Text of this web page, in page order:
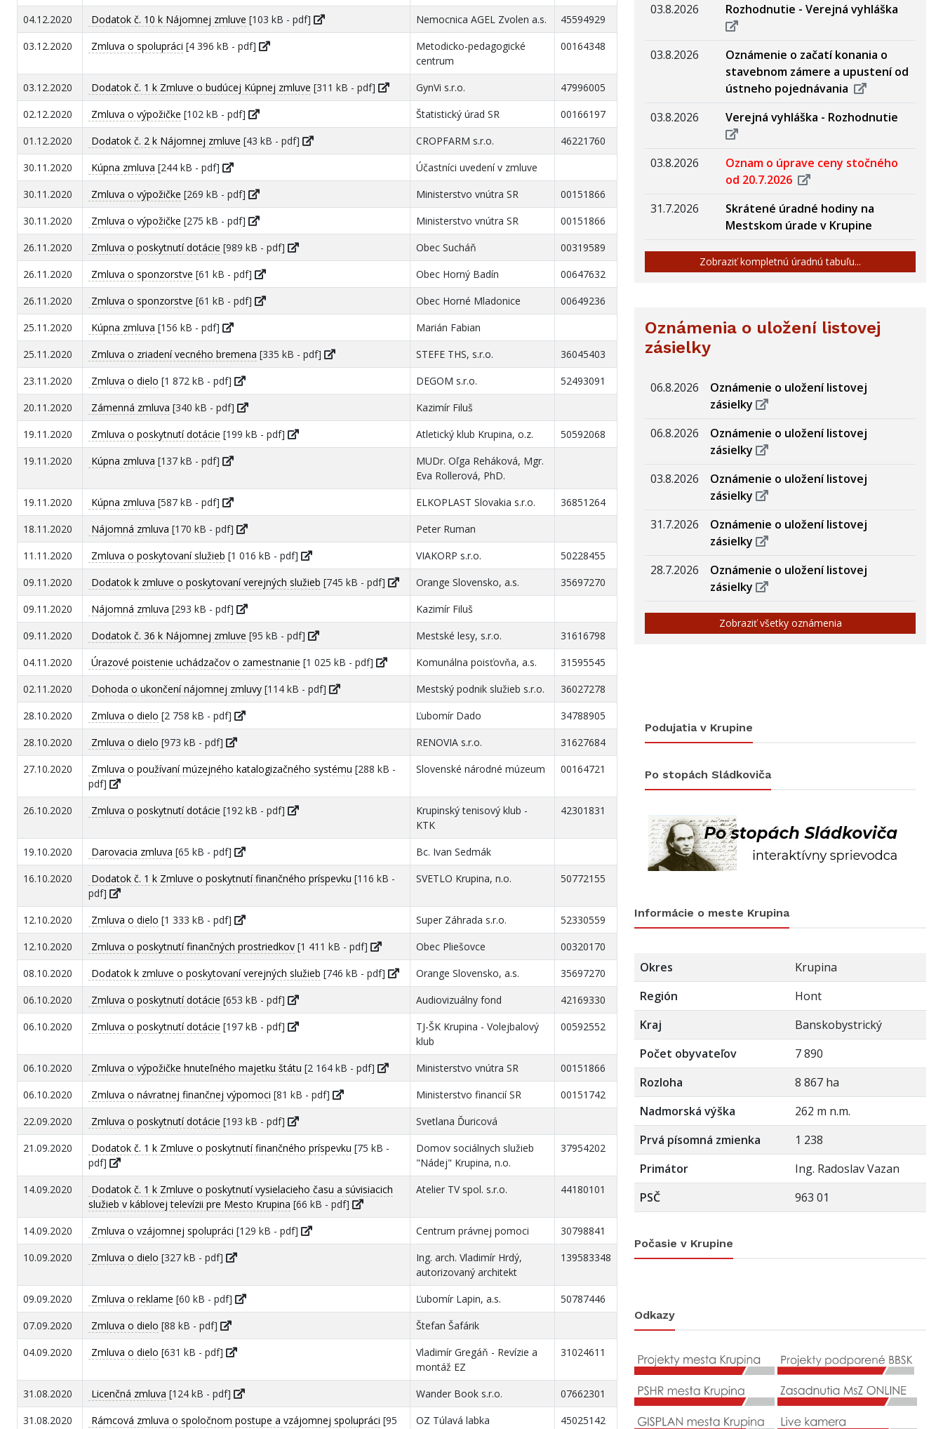
04.12.2020
Dodatok č. 10 k Nájomnej zmluve [103 kB - pdf] Nemocnica AGEL Zvolen a.s.
45594929
03.12.2020
Zmluva o spolupráci [4 396 kB - pdf]
Metodicko-pedagogické
centrum
00164348
03.12.2020 Dodatok č. 1 k Zmluve o budúcej Kúpnej zmluve [311 kB - pdf] GynVi s.r.o.
47996005
02.12.2020
Zmluva o výpožičke [102 kB - pdf] Štatistický úrad SR
00166197
01.12.2020
Dodatok č. 2 k Nájomnej zmluve [43 kB - pdf] CROPFARM s.r.o.
46221760
30.11.2020
Kúpna zmluva [244 kB - pdf]
Účastníci uvedení v zmluve
30.11.2020
Zmluva o výpožičke [269 kB - pdf] Ministerstvo vnútra SR
00151866
30.11.2020
Zmluva o výpožičke [275 kB - pdf] Ministerstvo vnútra SR
00151866
26.11.2020
Zmluva o poskytnutí dotácie [989 kB - pdf] Obec Sucháň
00319589
26.11.2020
Zmluva o sponzorstve [61 kB - pdf] Obec Horný Badín
00647632
26.11.2020
Zmluva o sponzorstve [61 kB - pdf] Obec Horné Mladonice
00649236
25.11.2020
Kúpna zmluva [156 kB - pdf]
Marián Fabian
25.11.2020
Zmluva o zriadení vecného bremena [335 kB - pdf] STEFE THS, s.r.o.
36045403
23.11.2020
Zmluva o dielo [1 872 kB - pdf] DEGOM s.r.o.
52493091
20.11.2020
Zámenná zmluva [340 kB - pdf]
Kazimír Filuš
19.11.2020
Zmluva o poskytnutí dotácie [199 kB - pdf] Atletický klub Krupina, o.z.
50592068
19.11.2020
Kúpna zmluva [137 kB - pdf]
MUDr. Oľga Reháková, Mgr.
Eva Rollerová, PhD.
19.11.2020
Kúpna zmluva [587 kB - pdf] ELKOPLAST Slovakia s.r.o.
36851264
18.11.2020
Nájomná zmluva [170 kB - pdf]
Peter Ruman
11.11.2020
Zmluva o poskytovaní služieb [1 016 kB - pdf] VIAKORP s.r.o.
50228455
09.11.2020
Dodatok k zmluve o poskytovaní verejných služieb [745 kB - pdf] Orange Slovensko, a.s.
35697270
09.11.2020
Nájomná zmluva [293 kB - pdf]
Kazimír Filuš
09.11.2020
Dodatok č. 36 k Nájomnej zmluve [95 kB - pdf] Mestské lesy, s.r.o.
31616798
04.11.2020
Úrazové poistenie uchádzačov o zamestnanie [1 025 kB - pdf] Komunálna poisťovňa, a.s.
31595545
02.11.2020
Dohoda o ukončení nájomnej zmluvy [114 kB - pdf] Mestský podnik služieb s.r.o.
36027278
28.10.2020
Zmluva o dielo [2 758 kB - pdf] Ľubomír Dado
34788905
28.10.2020
Zmluva o dielo [973 kB - pdf] RENOVIA s.r.o.
31627684
27.10.2020
Zmluva o používaní múzejného katalogizačného systému [288 kB -
pdf]
Slovenské národné múzeum 00164721
26.10.2020 Zmluva o poskytnutí dotácie [192 kB - pdf]
Krupinský tenisový klub -
KTK
42301831
19.10.2020 Darovacia zmluva [65 kB - pdf]
Bc. Ivan Sedmák
16.10.2020
Dodatok č. 1 k Zmluve o poskytnutí finančného príspevku [116 kB -
pdf]
SVETLO Krupina, n.o. 50772155
12.10.2020 Zmluva o dielo [1 333 kB - pdf] Super Záhrada s.r.o.
52330559
12.10.2020
Zmluva o poskytnutí finančných prostriedkov [1 411 kB - pdf] Obec Pliešovce
00320170
08.10.2020
Dodatok k zmluve o poskytovaní verejných služieb [746 kB - pdf] Orange Slovensko, a.s.
35697270
06.10.2020
Zmluva o poskytnutí dotácie [653 kB - pdf] Audiovizuálny fond
42169330
06.10.2020
Zmluva o poskytnutí dotácie [197 kB - pdf]
TJ-ŠK Krupina - Volejbalový
klub
00592552
06.10.2020 Zmluva o výpožičke hnuteľného majetku štátu [2 164 kB - pdf] Ministerstvo vnútra SR
00151866
06.10.2020
Zmluva o návratnej finančnej výpomoci [81 kB - pdf] Ministerstvo financií SR
00151742
22.09.2020
Zmluva o poskytnutí dotácie [193 kB - pdf]
Svetlana Ďuricová
21.09.2020
Dodatok č. 1 k Zmluve o poskytnutí finančného príspevku [75 kB -
pdf]
Domov sociálnych služieb
"Nádej" Krupina, n.o.
37954202
14.09.2020
Dodatok č. 1 k Zmluve o poskytnutí vysielacieho času a súvisiacich
služieb v káblovej televízii pre Mesto Krupina [66 kB - pdf]
Atelier TV spol. s.r.o. 44180101
14.09.2020 Zmluva o vzájomnej spolupráci [129 kB - pdf] Centrum právnej pomoci
30798841
10.09.2020
Zmluva o dielo [327 kB - pdf]
Ing. arch. Vladimír Hrdý,
autorizovaný architekt
139583348
09.09.2020 Zmluva o reklame [60 kB - pdf] Ľubomír Lapin, a.s.
50787446
07.09.2020
Zmluva o dielo [88 kB - pdf]
Štefan Šafárik
04.09.2020
Zmluva o dielo [631 kB - pdf]
Vladimír Gregáň - Revízie a
montáž EZ
31024611
31.08.2020 Licenčná zmluva [124 kB - pdf] Wander Book s.r.o.
07662301
31.08.2020
Rámcová zmluva o spoločnom postupe a vzájomnej spolupráci [95
OZ Túlavá labka 45025142
03.8.2026
Rozhodnutie - Verejná vyhláška
03.8.2026
Oznámenie o začatí konania o
stavebnom zámere a upustení od
ústneho pojednávania
03.8.2026
Verejná vyhláška - Rozhodnutie
03.8.2026
Oznam o úprave ceny stočného
od 20.7.2026
31.7.2026
Skrátené úradné hodiny na
Mestskom úrade v Krupine
Zobraziť kompletnú úradnú tabuľu...
Oznámenia o uložení listovej
zásielky
06.8.2026
Oznámenie o uložení listovej
zásielky
06.8.2026
Oznámenie o uložení listovej
zásielky
03.8.2026
Oznámenie o uložení listovej
zásielky
31.7.2026
Oznámenie o uložení listovej
zásielky
28.7.2026
Oznámenie o uložení listovej
zásielky
Zobraziť všetky oznámenia
Podujatia v Krupine
Po stopách Sládkoviča
Informácie o meste Krupina
Okres
Krupina
Región
Hont
Kraj
Banskobystrický
Počet obyvateľov
7 890
Rozloha
8 867 ha
Nadmorská výška
262 m n.m.
Prvá písomná zmienka
1 238
Primátor
Ing. Radoslav Vazan
PSČ
963 01
Počasie v Krupine
Odkazy